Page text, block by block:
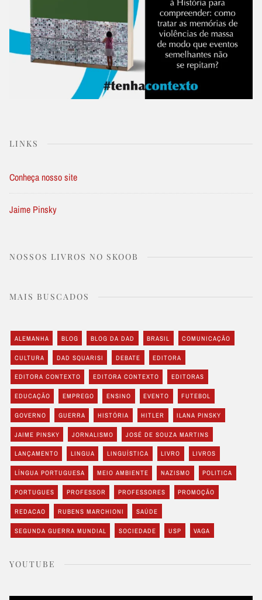
LINKS
Conheça nosso site
Jaime Pinsky
NOSSOS LIVROS NO SKOOB
MAIS BUSCADOS
ALEMANHA BLOG BLOG DA DAD BRASIL COMUNICAÇÃO
CULTURA DAD SQUARISI DEBATE EDITORA
EDITORA CONTEXTO EDITORA CONTEXTO EDITORAS
EDUCAÇÃO EMPREGO ENSINO EVENTO FUTEBOL
GOVERNO GUERRA HISTÓRIA HITLER ILANA PINSKY
JAIME PINSKY JORNALISMO JOSÉ DE SOUZA MARTINS
LANÇAMENTO LINGUA LINGUÍSTICA LIVRO LIVROS
LÍNGUA PORTUGUESA MEIO AMBIENTE NAZISMO POLITICA
PORTUGUES PROFESSOR PROFESSORES PROMOÇÃO
REDACAO RUBENS MARCHIONI SAÚDE
SEGUNDA GUERRA MUNDIAL SOCIEDADE USP VAGA
YOUTUBE